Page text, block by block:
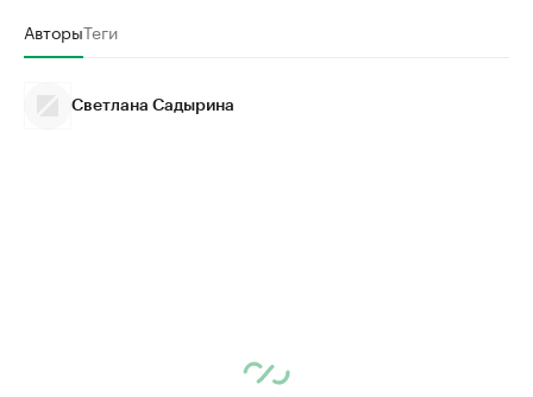
АвторыТеги
Светлана Садырина